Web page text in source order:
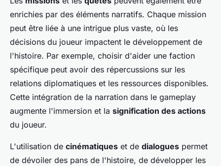
enrichies par des éléments narratifs. Chaque mission
peut être liée à une intrigue plus vaste, où les
décisions du joueur impactent le développement de
l'histoire. Par exemple, choisir d'aider une faction
spécifique peut avoir des répercussions sur les
relations diplomatiques et les ressources disponibles.
Cette intégration de la narration dans le gameplay
augmente l'immersion et la signification des actions
du joueur.
L'utilisation de cinématiques et de dialogues permet
de dévoiler des pans de l'histoire, de développer les